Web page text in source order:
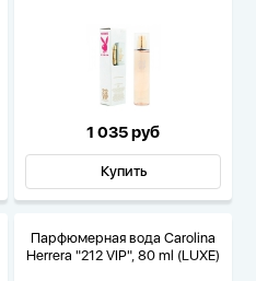
1 035 руб
Купить
Парфюмерная вода Carolina
Herrera "212 VIP", 80 ml (LUXE)